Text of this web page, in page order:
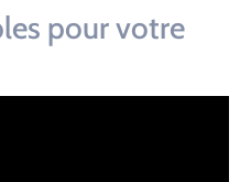
pour votre